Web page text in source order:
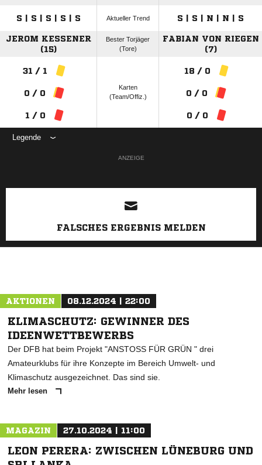
S | S | S | S | S Aktueller Trend S | S | N | N | S
JEROM KESSENER
(15)
Bester Torjäger
(Tore)
FABIAN VON RIEGEN
(7)
31 / 1
0 / 0
1 / 0
Karten
(Team/Offiz.)
18 / 0
0 / 0
0 / 0
Legende
ANZEIGE
FALSCHES ERGEBNIS MELDEN
AKTIONEN 08.12.2024 | 22:00
KLIMASCHUTZ: GEWINNER DES
IDEENWETTBEWERBS
Der DFB hat beim Projekt "ANSTOSS FÜR GRÜN " drei
Amateurklubs für ihre Konzepte im Bereich Umwelt- und
Klimaschutz ausgezeichnet. Das sind sie.
Mehr lesen
MAGAZIN 27.10.2024 | 11:00
LEON PERERA: ZWISCHEN LÜNEBURG UND